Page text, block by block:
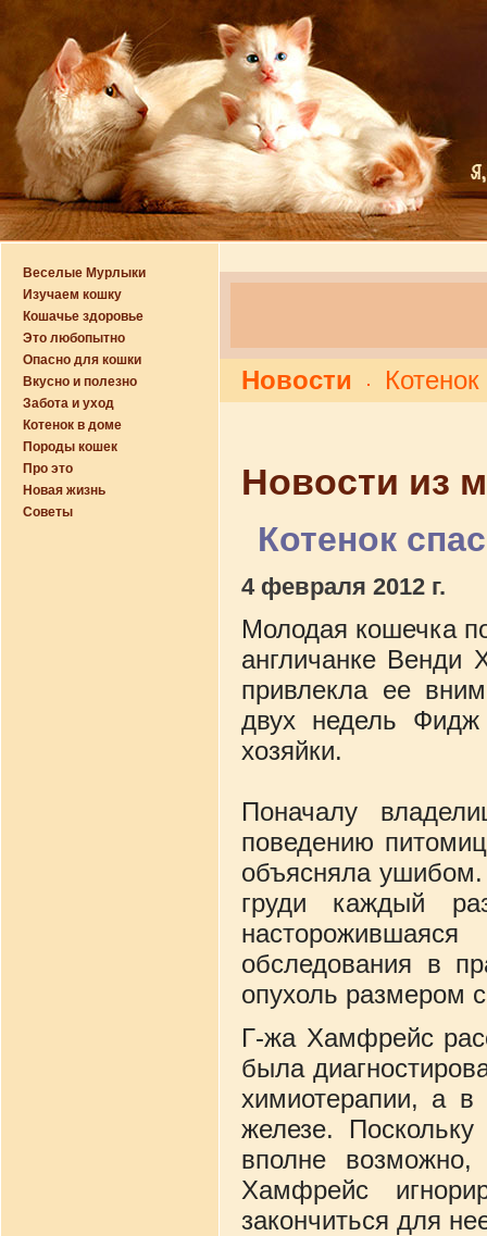
Веселые Мурлыки
Изучаем кошку
Кошачье здоровье
Это любопытно
Опасно для кошки
Вкусно и полезно
Забота и уход
Котенок в доме
Породы кошек
Про это
Новая жизнь
Советы
Новости
Новости из
Котенок
4 февраля 2012 г.
Молодая кошечка
англичанке Венди
привлекла ее
двух недель
хозяйки.
Поначалу
поведению
объясняла ушибом.
груди каждый
обследования в
опухоль размером
Г-жа Хамфрейс
была
химиотерапии, а в
железе.
вполне
Хамфрейс
закончиться для